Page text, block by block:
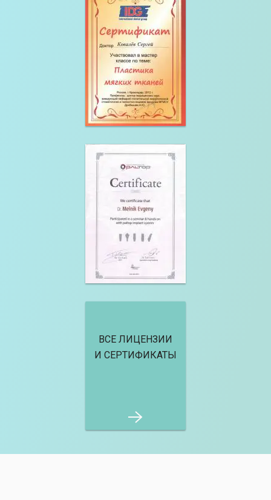
ВСЕ ЛИЦЕНЗИИ
И СЕРТИФИКАТЫ